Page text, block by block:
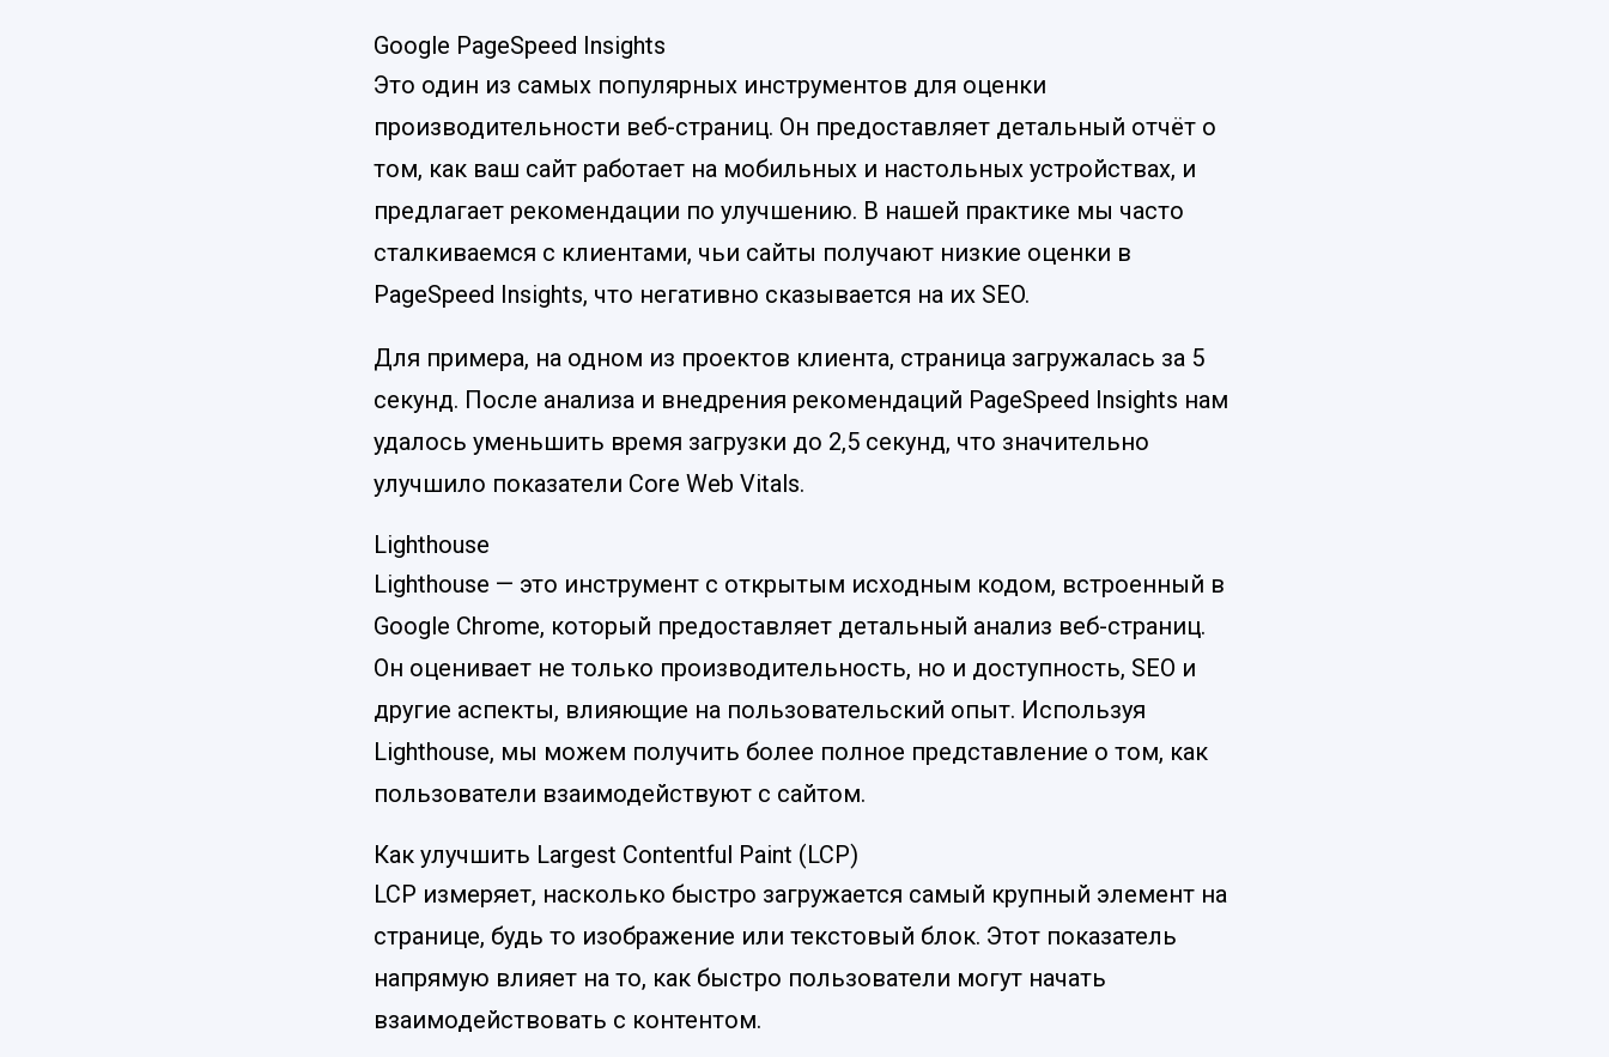
Google PageSpeed Insights
Это один из самых популярных инструментов для оценки
производительности веб-страниц. Он предоставляет детальный отчёт о
том, как ваш сайт работает на мобильных и настольных устройствах, и
предлагает рекомендации по улучшению. В нашей практике мы часто
сталкиваемся с клиентами, чьи сайты получают низкие оценки в
PageSpeed Insights, что негативно сказывается на их SEO.
Для примера, на одном из проектов клиента, страница загружалась за 5
секунд. После анализа и внедрения рекомендаций PageSpeed Insights нам
удалось уменьшить время загрузки до 2,5 секунд, что значительно
улучшило показатели Core Web Vitals.
Lighthouse
Lighthouse — это инструмент с открытым исходным кодом, встроенный в
Google Chrome, который предоставляет детальный анализ веб-страниц.
Он оценивает не только производительность, но и доступность, SEO и
другие аспекты, влияющие на пользовательский опыт. Используя
Lighthouse, мы можем получить более полное представление о том, как
пользователи взаимодействуют с сайтом.
Как улучшить Largest Contentful Paint (LCP)
LCP измеряет, насколько быстро загружается самый крупный элемент на
странице, будь то изображение или текстовый блок. Этот показатель
напрямую влияет на то, как быстро пользователи могут начать
взаимодействовать с контентом.